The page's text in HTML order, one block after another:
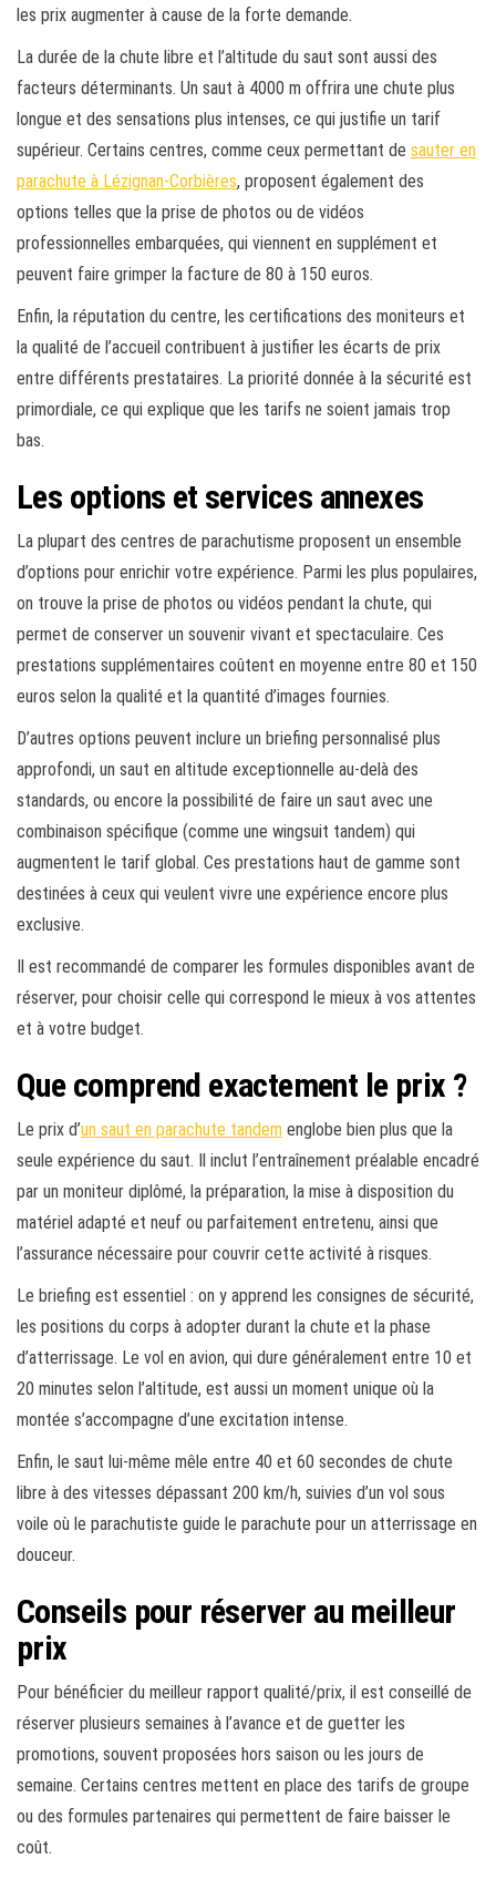
les prix augmenter à cause de la forte demande.
La durée de la chute libre et l’altitude du saut sont aussi des
facteurs déterminants. Un saut à 4000 m offrira une chute plus
longue et des sensations plus intenses, ce qui justifie un tarif
supérieur. Certains centres, comme ceux permettant de sauter en
parachute à Lézignan-Corbières, proposent également des
options telles que la prise de photos ou de vidéos
professionnelles embarquées, qui viennent en supplément et
peuvent faire grimper la facture de 80 à 150 euros.
Enfin, la réputation du centre, les certifications des moniteurs et
la qualité de l’accueil contribuent à justifier les écarts de prix
entre différents prestataires. La priorité donnée à la sécurité est
primordiale, ce qui explique que les tarifs ne soient jamais trop
bas.
Les options et services annexes
La plupart des centres de parachutisme proposent un ensemble
d’options pour enrichir votre expérience. Parmi les plus populaires,
on trouve la prise de photos ou vidéos pendant la chute, qui
permet de conserver un souvenir vivant et spectaculaire. Ces
prestations supplémentaires coûtent en moyenne entre 80 et 150
euros selon la qualité et la quantité d’images fournies.
D’autres options peuvent inclure un briefing personnalisé plus
approfondi, un saut en altitude exceptionnelle au-delà des
standards, ou encore la possibilité de faire un saut avec une
combinaison spécifique (comme une wingsuit tandem) qui
augmentent le tarif global. Ces prestations haut de gamme sont
destinées à ceux qui veulent vivre une expérience encore plus
exclusive.
Il est recommandé de comparer les formules disponibles avant de
réserver, pour choisir celle qui correspond le mieux à vos attentes
et à votre budget.
Que comprend exactement le prix ?
Le prix d’un saut en parachute tandem englobe bien plus que la
seule expérience du saut. Il inclut l’entraînement préalable encadré
par un moniteur diplômé, la préparation, la mise à disposition du
matériel adapté et neuf ou parfaitement entretenu, ainsi que
l’assurance nécessaire pour couvrir cette activité à risques.
Le briefing est essentiel : on y apprend les consignes de sécurité,
les positions du corps à adopter durant la chute et la phase
d’atterrissage. Le vol en avion, qui dure généralement entre 10 et
20 minutes selon l’altitude, est aussi un moment unique où la
montée s’accompagne d’une excitation intense.
Enfin, le saut lui-même mêle entre 40 et 60 secondes de chute
libre à des vitesses dépassant 200 km/h, suivies d’un vol sous
voile où le parachutiste guide le parachute pour un atterrissage en
douceur.
Conseils pour réserver au meilleur
prix
Pour bénéficier du meilleur rapport qualité/prix, il est conseillé de
réserver plusieurs semaines à l’avance et de guetter les
promotions, souvent proposées hors saison ou les jours de
semaine. Certains centres mettent en place des tarifs de groupe
ou des formules partenaires qui permettent de faire baisser le
coût.